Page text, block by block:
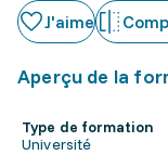
J'aime
Aperçu de la
Type de formation
Université